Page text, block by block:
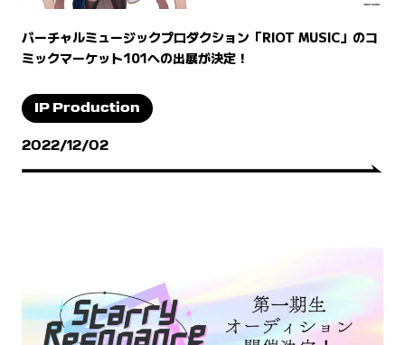
バーチャルミュージックプロダクション「RIOT MUSIC」のコ
ミックマーケット101への出展が決定！
IP Production
2022/12/02